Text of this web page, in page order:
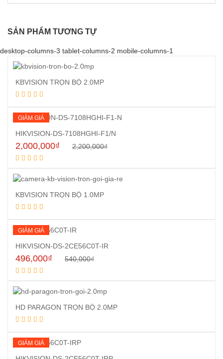
SẢN PHẨM TƯƠNG TỰ
desktop-columns-3 tablet-columns-2 mobile-columns-1
KBVISION TRỌN BỘ 2.0MP
GIẢM GIÁ
HIKVISION-DS-7108HGHI-F1/N
2,200,000₫
2,000,000₫
KBVISION TRỌN BỘ 1.0MP
GIẢM GIÁ
HIKVISION-DS-2CE56C0T-IR
540,000₫
496,000₫
HD PARAGON TRỌN BỘ 2.0MP
GIẢM GIÁ